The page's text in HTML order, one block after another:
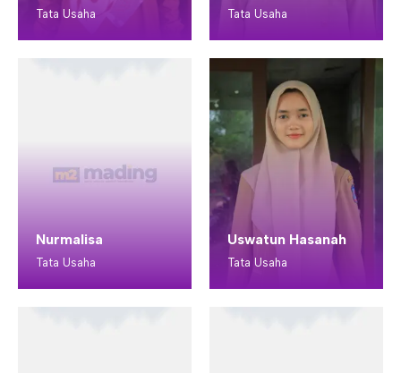
Tata Usaha Tata Usaha
Nurmalisa
Tata Usaha
Uswatun Hasanah
Tata Usaha